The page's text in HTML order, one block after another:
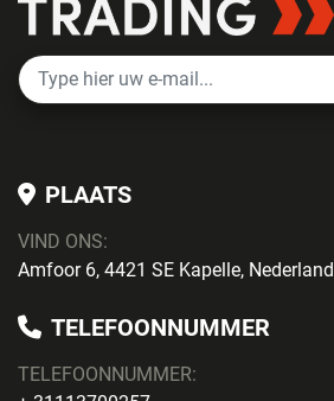
PLAATS
VIND ONS:
Amfoor 6, 4421 SE Kapelle, Nederland
TELEFOONNUMMER
TELEFOONNUMMER: